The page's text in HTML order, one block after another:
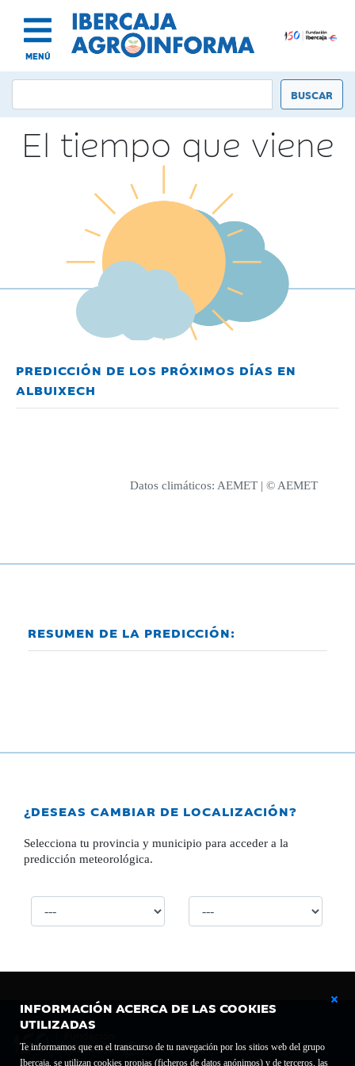
MENÚ
INFORMACIÓN ACERCA DE LAS COOKIES
UTILIZADAS
Te informamos que en el transcurso de tu navegación por los sitios web del grupo
Ibercaja, se utilizan cookies propias (ficheros de datos anónimos) y de terceros, las
El tiempo que viene
PREDICCIÓN DE LOS PRÓXIMOS DÍAS EN
ALBUIXECH
Datos climáticos: AEMET | © AEMET
RESUMEN DE LA PREDICCIÓN:
¿DESEAS CAMBIAR DE LOCALIZACIÓN?
Selecciona tu provincia y municipio para acceder a la
predicción meteorológica.